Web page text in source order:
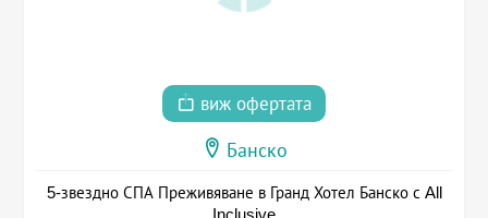
виж офертата
Банско
5-звездно СПА Преживяване в Гранд Хотел Банско с All